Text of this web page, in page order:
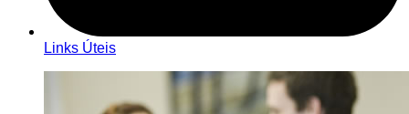
Links Úteis